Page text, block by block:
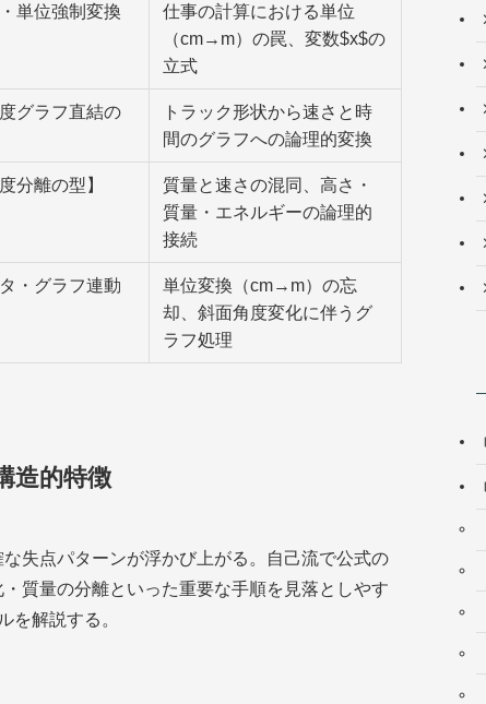
単位強制変換
仕事の計算における単位
（cm→m）の罠、変数$x$の
立式
グラフ直結の
トラック形状から速さと時
間のグラフへの論理的変換
分離の型】
質量と速さの混同、高さ・
質量・エネルギーの論理的
接続
・グラフ連動
単位変換（cm→m）の忘
却、斜面角度変化に伴うグ
ラフ処理
造的特徴
失点パターンが浮かび上がる。自己流で公式の
質量の分離といった重要な手順を見落としやす
を解説する。